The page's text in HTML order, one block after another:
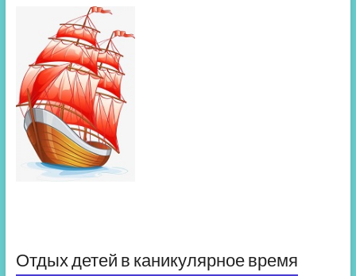
Отдых детей в каникулярное время